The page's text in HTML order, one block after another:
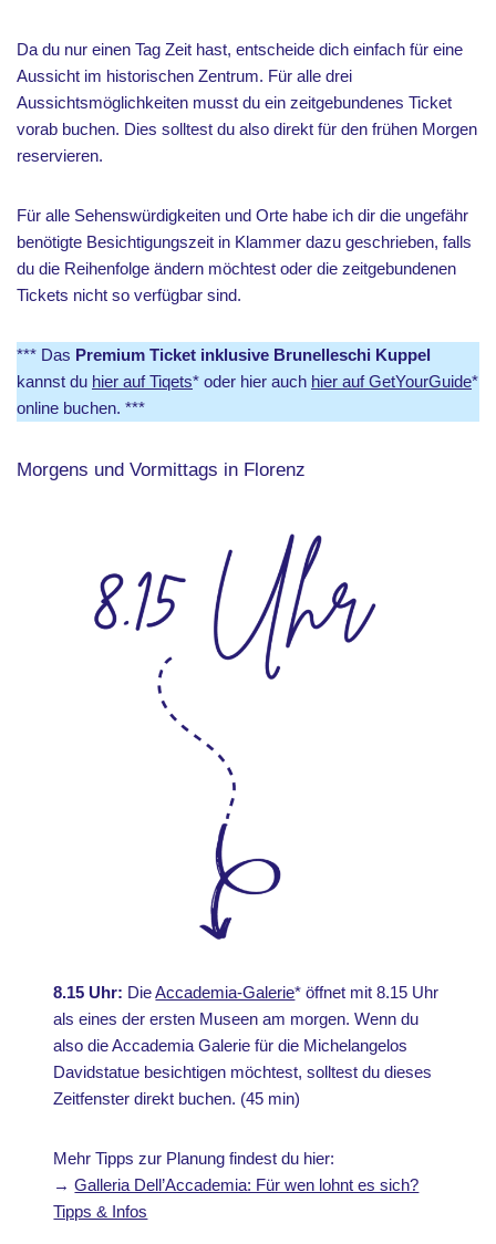
Da du nur einen Tag Zeit hast, entscheide dich einfach für eine
Aussicht im historischen Zentrum. Für alle drei
Aussichtsmöglichkeiten musst du ein zeitgebundenes Ticket
vorab buchen. Dies solltest du also direkt für den frühen Morgen
reservieren.
Für alle Sehenswürdigkeiten und Orte habe ich dir die ungefähr
benötigte Besichtigungszeit in Klammer dazu geschrieben, falls
du die Reihenfolge ändern möchtest oder die zeitgebundenen
Tickets nicht so verfügbar sind.
*** Das Premium Ticket inklusive Brunelleschi Kuppel
kannst du hier auf Tiqets* oder hier auch hier auf GetYourGuide*
online buchen. ***
Morgens und Vormittags in Florenz
8.15 Uhr: DieAccademia-Galerie* öffnet mit 8.15 Uhr
als eines der ersten Museen am morgen. Wenn du
also die Accademia Galerie für die Michelangelos
Davidstatue besichtigen möchtest, solltest du dieses
Zeitfenster direkt buchen. (45 min)
Mehr Tipps zur Planung findest du hier:
→Galleria Dell’Accademia: Für wen lohnt es sich?
Tipps & Infos